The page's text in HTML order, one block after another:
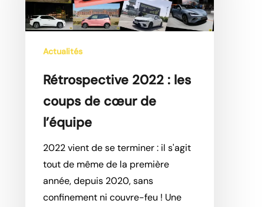
coups
de
l’équipe
Actualités
Rétrospective 2022 : les
coups de cœur de
l’équipe
2022 vient de se terminer : il s'agit
tout de même de la première
année, depuis 2020, sans
confinement ni couvre-feu ! Une